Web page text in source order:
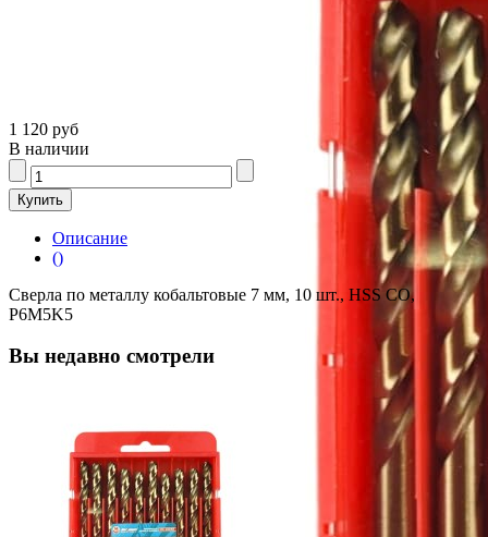
1 120 руб
В наличии
Описание
()
Сверла по металлу кобальтовые 7 мм, 10 шт., HSS CO,
P6M5K5
Вы недавно смотрели